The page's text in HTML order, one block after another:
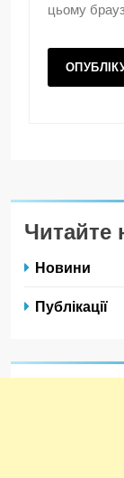
цьому
Читайте
Новини
Публікації